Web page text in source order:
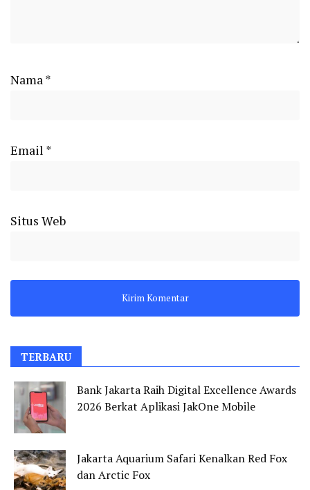
Nama*
Email *
Situs Web
TERBARU
Bank Jakarta Raih Digital Excellence Awards
2026 Berkat Aplikasi JakOne Mobile
Jakarta Aquarium Safari Kenalkan Red Fox
dan Arctic Fox